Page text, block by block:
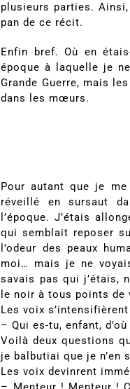
plusieurs parties.
pan de ce récit.
Enfin bref. Où en
époque à laquelle je
Grande Guerre, mais
dans les mœurs.
Pour autant que je
réveillé en sursaut
l’époque. J’étais
qui semblait reposer
l’odeur des peaux
moi… mais je ne
savais pas qui j’étais,
le noir à tous points de
Les voix
– Qui es-tu, enfant,
Voilà deux questions
je balbutiai que je n’en
Les voix devinrent